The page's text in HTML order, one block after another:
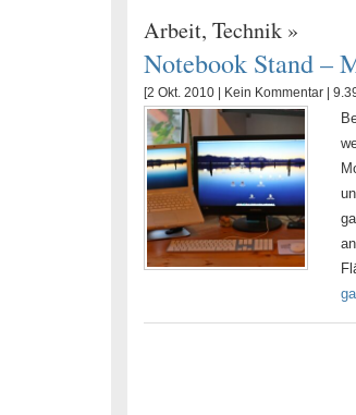
Arbeit, Technik »
Notebook Stand –
[2 Okt. 2010 | Kein Kommentar |